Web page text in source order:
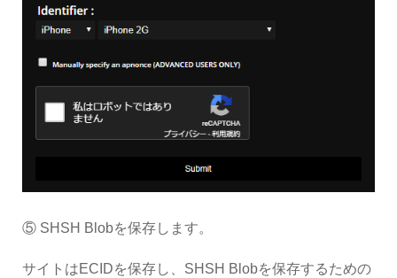
⑤ SHSH Blobを保存します。
サイトはECIDを保存し、SHSH Blobを保存するための